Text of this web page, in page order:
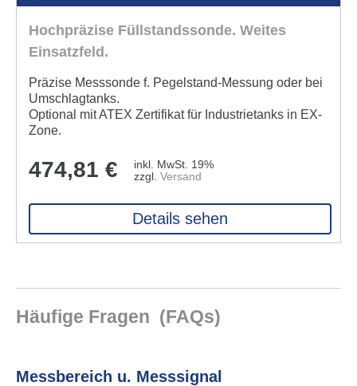
Hochpräzise Füllstands­sonde. Weites
Einsatzfeld.
Präzise Messsonde f. Pegel­stand-Messung oder bei
Umschlagtanks.
Optional mit ATEX Zertifikat für Industrietanks in EX-
Zone.
474,81 €
inkl. MwSt. 19%
zzgl. Versand
Details sehen
Häufige Fragen (FAQs)
Messbereich u. Messsignal